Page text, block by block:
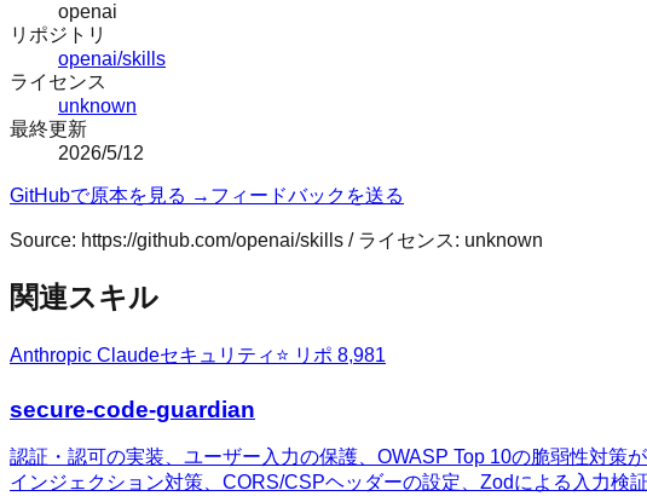
openai
リポジトリ
openai/skills
ライセンス
unknown
最終更新
2026/5/12
GitHubで原本を見る → フィードバックを送る
Source: https://github.com/openai/skills / ライセンス: unknown
関連スキル
Anthropic Claudeセキュリティ ⭐ リポ 8,981
secure-code-guardian
認証・認可の実装、ユーザー入力の保護、OWASP Top 10の脆弱性対
インジェクション対策、CORS/CSPヘッダーの設定、Zodによる入力検